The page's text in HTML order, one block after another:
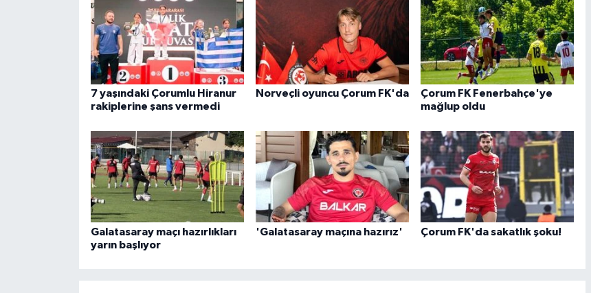
7 yaşındaki Çorumlu Hiranur
rakiplerine şans vermedi
Norveçli oyuncu Çorum FK'da
Çorum FK Fenerbahçe'ye
mağlup oldu
Galatasaray maçı hazırlıkları
yarın başlıyor
'Galatasaray maçına hazırız' Çorum FK'da sakatlık şoku!